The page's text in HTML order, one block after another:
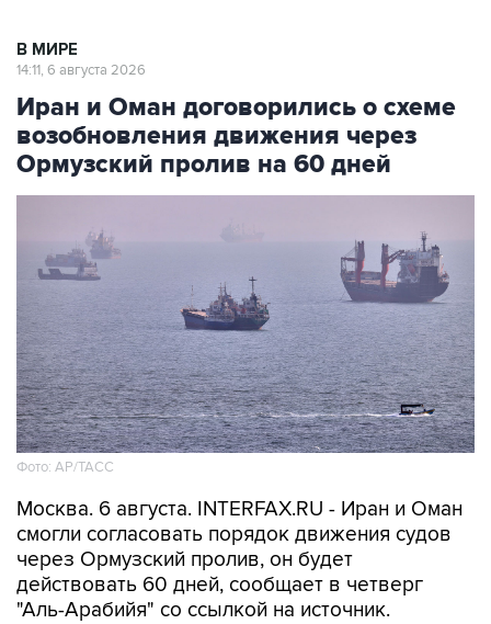
В МИРЕ
14:11, 6 августа 2026
Иран и Оман договорились о схеме
возобновления движения через
Ормузский пролив на 60 дней
Фото: AP/ТАСС
Москва. 6 августа. INTERFAX.RU - Иран и Оман
смогли согласовать порядок движения судов
через Ормузский пролив, он будет
действовать 60 дней, сообщает в четверг
"Аль-Арабийя" со ссылкой на источник.